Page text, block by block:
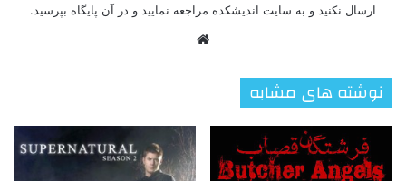
ارسال نکنید و به سایت اندیشکده مراجعه نمایید و در آن پایگاه بپرسید.
نوشته های مشابه